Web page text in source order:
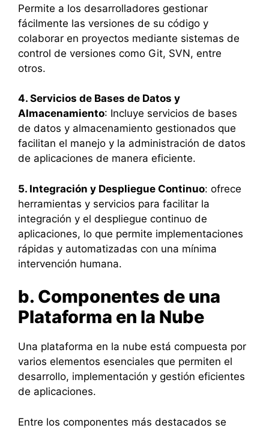
Permite a los desarrolladores gestionar
fácilmente las versiones de su código y
colaborar en proyectos mediante sistemas de
control de versiones como Git, SVN, entre
otros.
4. Servicios de Bases de Datos y
Almacenamiento: Incluye servicios de bases
de datos y almacenamiento gestionados que
facilitan el manejo y la administración de datos
de aplicaciones de manera eficiente.
5. Integración y Despliegue Continuo: ofrece
herramientas y servicios para facilitar la
integración y el despliegue continuo de
aplicaciones, lo que permite implementaciones
rápidas y automatizadas con una mínima
intervención humana.
b. Componentes de una
Plataforma en la Nube
Una plataforma en la nube está compuesta por
varios elementos esenciales que permiten el
desarrollo, implementación y gestión eficientes
de aplicaciones.
Entre los componentes más destacados se